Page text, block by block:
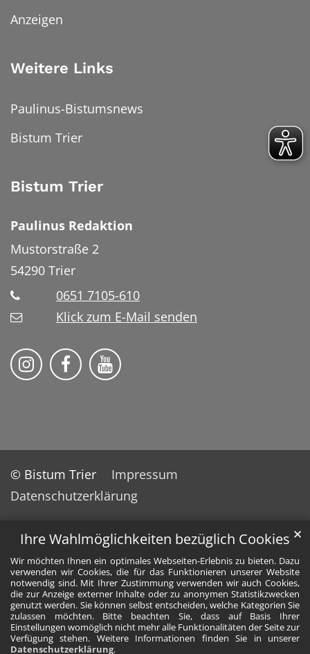
Ihre Wahlmöglichkeiten bezüglich Cookies
Wir möchten Ihnen ein optimales Webseiten-Erlebnis zu bieten. Dazu
verwenden wir Cookies, die für das Funktionieren unserer Website
notwendig sind. Mit Ihrer Zustimmung verwenden wir auch Cookies,
die zur Anzeige externer Inhalte oder zu anonymen Statistikzwecken
genutzt werden. Sie können selbst entscheiden, welche Kategorien Sie
zulassen möchten. Bitte beachten Sie, dass auf Basis Ihrer
Einstellungen womöglich nicht mehr alle Funktionalitäten der Seite zur
Verfügung stehen. Weitere Informationen finden Sie in unserer
Datenschutzerklärung.
✕
Anzeigen
Weitere Links
Paulinus-Bistumsnews
Bistum Trier
Bistum Trier
Paulinus Redaktion
Mustorstraße 2
54290 Trier
0651 7105-610
Klick zum E-Mail senden
Bistum Trier auf Instragram
Bistum Trier auf Facebook
Bistum Trier auf YouTube
© Bistum Trier
Impressum
Datenschutzerklärung